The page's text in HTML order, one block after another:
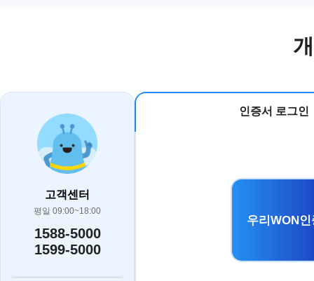
고객센터
평일 09:00~18:00
1588-5000
1599-5000
인증서 로그인
우리WON